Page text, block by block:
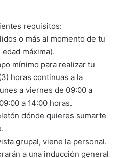
requisitos:
o más al momento de tu
máxima).
mínimo para realizar tu
horas continuas a la
a viernes de 09:00 a
a 14:00 horas.
dónde quieres sumarte
grupal, viene la personal.
a una inducción general